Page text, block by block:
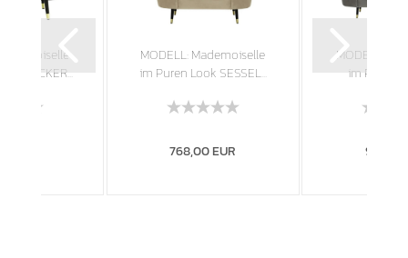
HOCKER...
MODELL: Mademoiselle
im Puren Look SESSEL...
768,00 EUR
MODELL:
im Puren
962,00